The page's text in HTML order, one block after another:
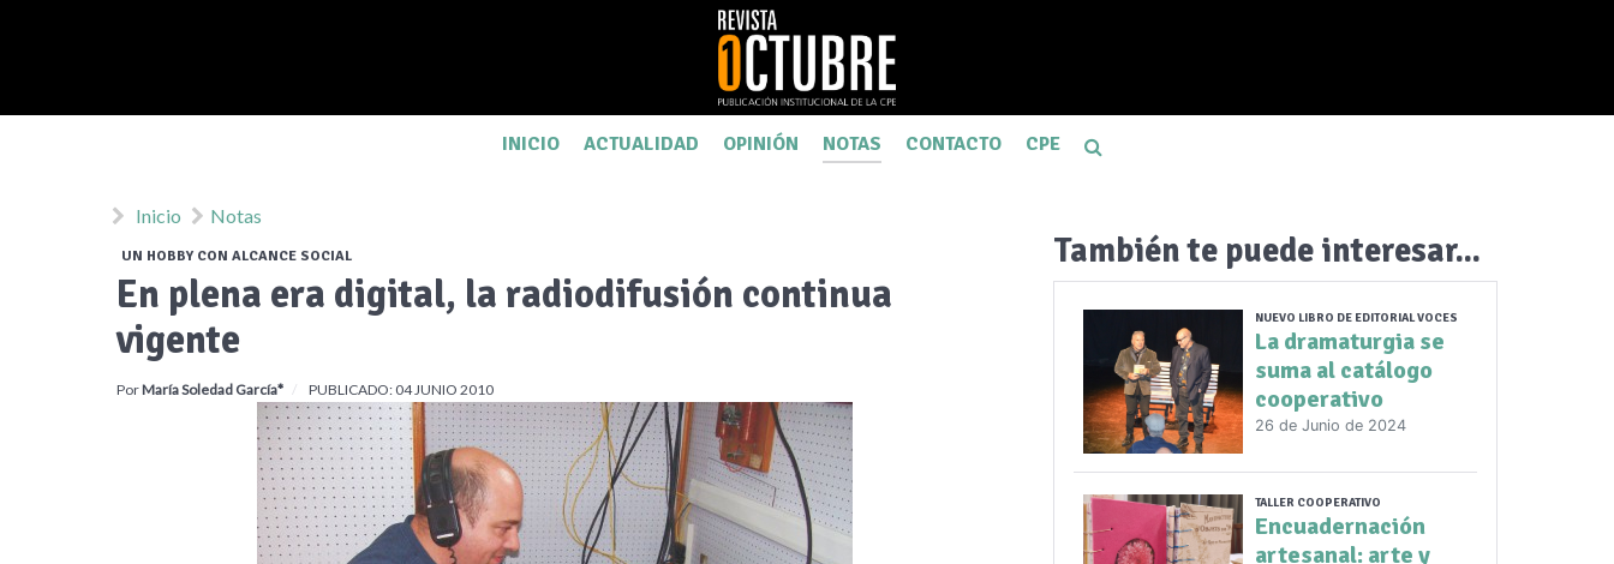
INICIO ACTUALIDAD OPINIÓN NOTAS CONTACTO CPE
Inicio Notas
UN HOBBY CON ALCANCE SOCIAL
En plena era digital, la radiodifusión continua
vigente
PorMaría Soledad García* PUBLICADO: 04 JUNIO 2010
También te puede interesar...
NUEVO LIBRO DE EDITORIAL VOCES
La dramaturgia se
suma al catálogo
cooperativo
26 de Junio de 2024
TALLER COOPERATIVO
Encuadernación
artesanal: arte y